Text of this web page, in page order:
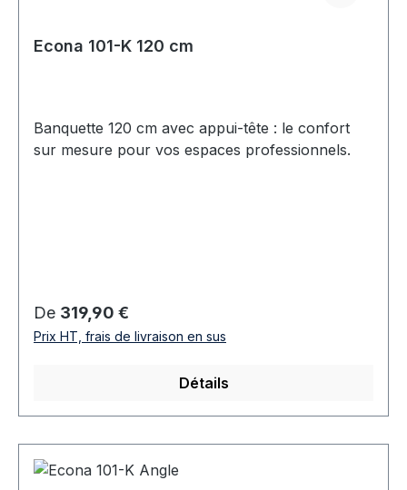
Econa 101-K 120 cm
Banquette 120 cm avec appui-tête : le confort
sur mesure pour vos espaces professionnels.
Prix régulier :
De 319,90 €
Prix HT, frais de livraison en sus
Détails